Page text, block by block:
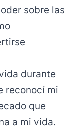
sobre las
durante
reconocí mi
que
a mi vida.